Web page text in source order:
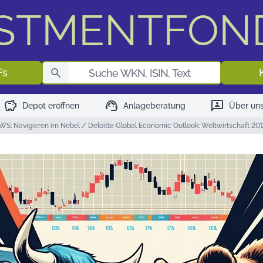
savings Depot eröffnen support_agent Anlageberatung 3p Über
Navigieren im Nebel / Deloitte Global Economic Outlook: Weltwirtschaft